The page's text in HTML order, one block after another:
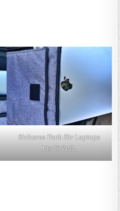
Sicheres Fach für Laptops
bis 16 Zoll.